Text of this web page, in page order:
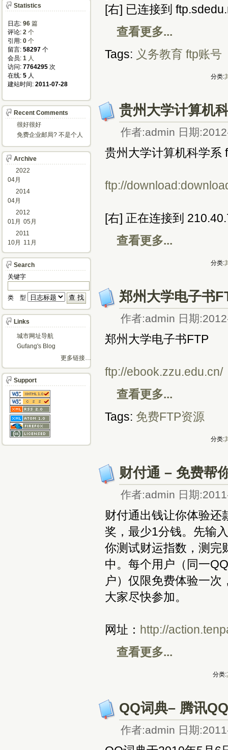
[右] 已连接到
查看更多...
Tags: 义务教育 ftp账号
分类:
贵州大学计算机
作者:admin 日期
贵州大学计算机科学系
ftp://
[右] 正在连接到
查看更多...
分类:
郑州大学电子书
作者:admin 日期
郑州大学电子书FTP
ftp://ebook.zzu.edu.cn/
查看更多...
Tags: 免费FTP资源
分类:
财付通 – 免费帮
作者:admin 日期
财付通出钱让你体验还
奖，最少1分钱。先输
你测试财运指数，测完
中。每个用户（同一
户）仅限免费体验一
大家尽快参加。
网址： http://
查看更多...
分类:
QQ词典– 腾讯
作者:admin 日期
Statistics
日志: 96 篇
评论: 2 个
引用: 0 个
留言: 58297 个
会员: 1 人
访问: 7764295 次
在线: 5 人
建站时间: 2011-07-28
Recent Comments
很好很好
免费企业邮局? 不是个人
Archive
2022
04月
2014
04月
2012
01月 05月
2011
10月
11月
Search
关键字
类 型
Links
城市网址导航
Gufang's Blog
更多链接…
Support